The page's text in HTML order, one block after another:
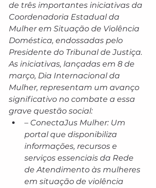
de três importantes iniciativas da
Coordenadoria Estadual da
Mulher em Situação de Violência
Doméstica, endossadas pelo
Presidente do Tribunal de Justiça.
As iniciativas, lançadas em 8 de
março, Dia Internacional da
Mulher, representam um avanço
significativo no combate a essa
grave questão social:
– ConectaJus Mulher: Um
portal que disponibiliza
informações, recursos e
serviços essenciais da Rede
de Atendimento às mulheres
em situação de violência